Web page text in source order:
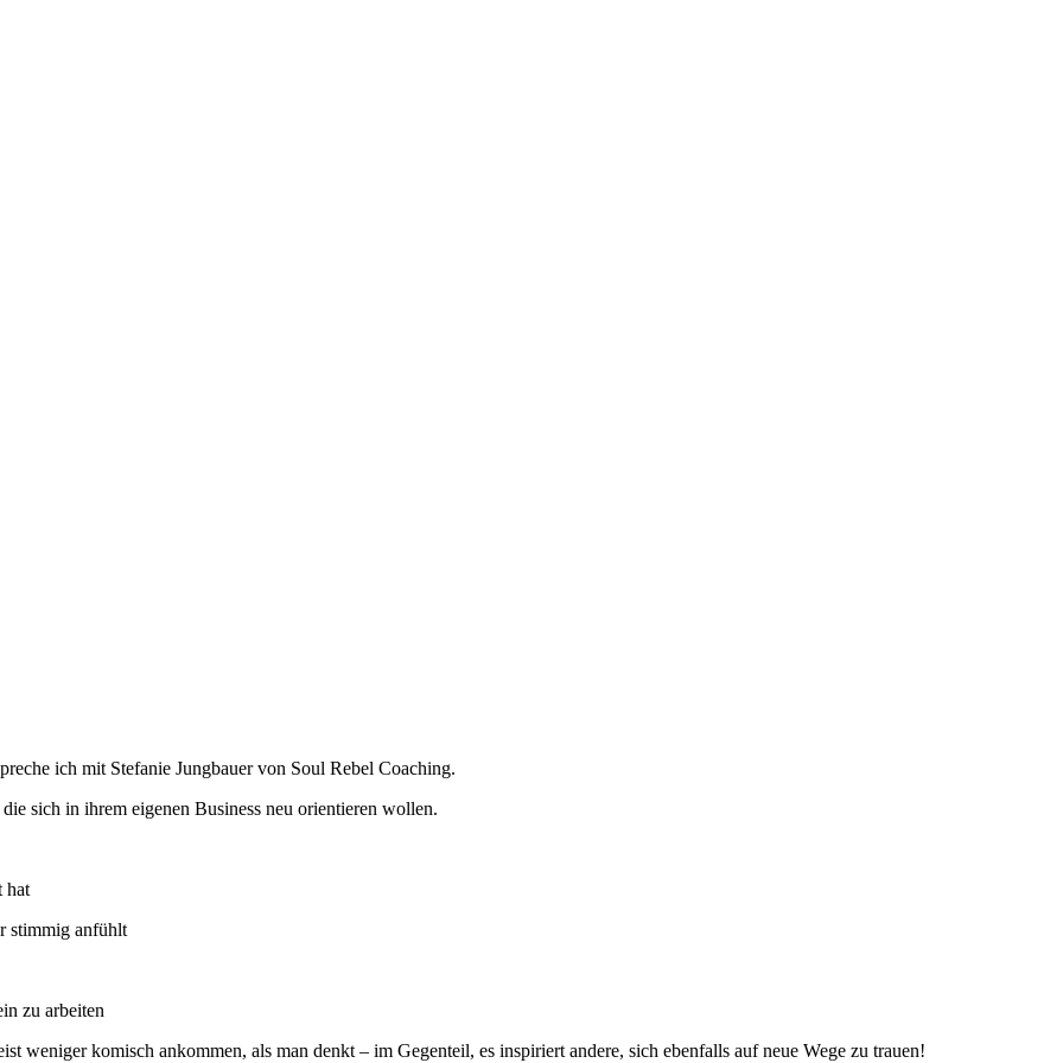
ich mit Stefanie Jungbauer von Soul Rebel Coaching.
sich in ihrem eigenen Business neu orientieren wollen.
hat
stimmig anfühlt
zu arbeiten
weniger komisch ankommen, als man denkt – im Gegenteil, es inspiriert andere, sich ebenfalls auf neue Wege zu trauen!